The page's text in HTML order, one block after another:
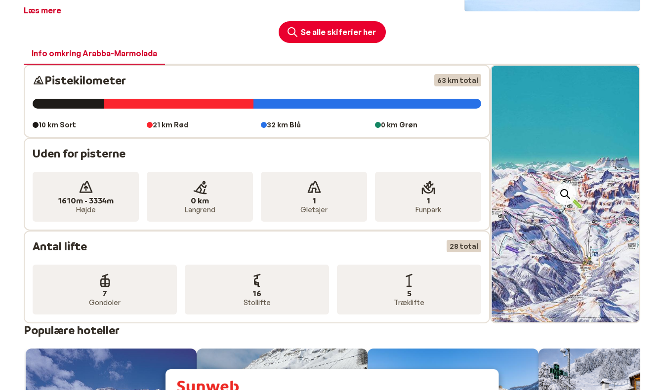
Det er også i Arabba-Marmolada, at du finder bjergmassivet Sella, som byder på 500 km pister i hjertet af
skirute omkring selve bjerget. I samme område finder du også rigtige gode muligheder, for dig som holder af
langrendsskiløb. Med 12 skisportssteder og mere end 1000 km langrendspister, er Dolomitterne det perfekte sted til
en langrendsskiferie!
Skiferie til Arabba-Marmolada - Varieret og udfordrende terræn
Arabba-Marmolada er et område med høj snesikkerhed og en fantastisk udsigt ud over Sella-massivet og Marmolada-
gletsjeren. Arabba er ideelt placeret mellem de to bjergpas, Passo Pordoi og Passo Campolongo, og er en del af den
Skiområdet byder på et stort udvalg af pister, der særligt henvender sig til erfarne skiløbere og snowboardere, på
grund af de udfordrende pister og spændende offpiste-muligheder. Tag liften op til Porta Vescovo, hvorfra du kan
glide tilbage til Arabba over de fantastiske nordvendte skråninger via røde og sorte pister. Her venter pister, som
gletsjerløb, mens de solbeskinnede skråninger i Passo Campolongo byder på en mere afslappet og rolig oplevelse.
Sella Ronda-turen er noget, som (let) øvede skiløbere ikke må gå glip af. Her venter en dagstur på 5-6 timer rundt om
Stella-massivet.
Sunweb har et lille, men godt udvalg af skiferier til Arabba-Marmolada. Uanset om din ferie skal være billig, luksuriøs
eller bare bedst til prisen, så har vi den helt rigtige skiferie til dig. Vi har et udvalg af både hoteller og lejligheder, og vil
en skiferie til Italien hos Sunweb, er liftkortet altid inkluderet i den pris, du har betalt hjemmefra.
Læs mere
Se alle skiferier her
Info omkring Arabba-Marmolada
Pistekilometer 63 km total
10 km Sort 21 km Rød 32 km Blå 0 km Grøn
Uden for pisterne
1610m - 3334m
Højde
0 km
Langrend
1
Gletsjer
1
Funpark
Antal lifte 28 total
7
Gondoler
16
Stollifte
5
Træklifte
Populære hoteller